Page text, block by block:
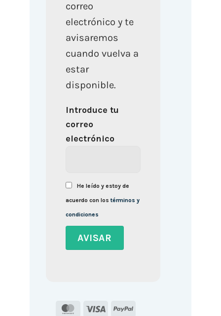
correo
electrónico y te
avisaremos
cuando vuelva a
estar
disponible.
Introduce tu
correo
electrónico
He leído y estoy de
acuerdo con lostérminos y
condiciones
MasterCard
Visa
PayPal